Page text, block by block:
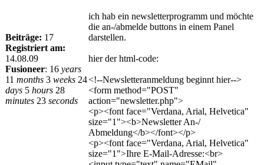
Beiträge: 17
Registriert am:
14.08.09
Fusioneer: 16 years
11 months 3 weeks 24
days 5 hours 28
minutes 23 seconds
ich hab ein newsletterprogramm und möchte
die an-/abmelde buttons in einem Panel
darstellen.
hier der html-code:
<!--Newsletteranmeldung beginnt hier-->
<form method="POST"
action="newsletter.php">
<p><font face="Verdana, Arial, Helvetica"
size="1"><b>Newsletter An-/
Abmeldung</b></font></p>
<p><font face="Verdana, Arial, Helvetica"
size="1">Ihre E-Mail-Adresse:<br>